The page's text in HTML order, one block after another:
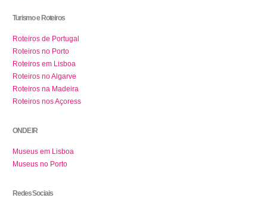
Turismo e Roteiros
Roteiros de Portugal
Roteiros no Porto
Roteiros em Lisboa
Roteiros no Algarve
Roteiros na Madeira
Roteiros nos Açoress
ONDE IR
Museus em Lisboa
Museus no Porto
Redes Sociais